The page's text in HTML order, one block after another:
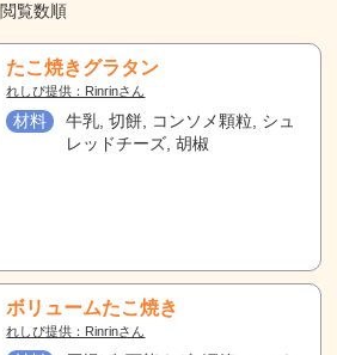
閲覧数順
たこ焼きグラタン
れしぴ提供：Rinrinさん
材料
牛乳, 切餅, コンソメ顆粒, シュ
レッドチーズ, 胡椒
ボリュームたこ焼き
れしぴ提供：Rinrinさん